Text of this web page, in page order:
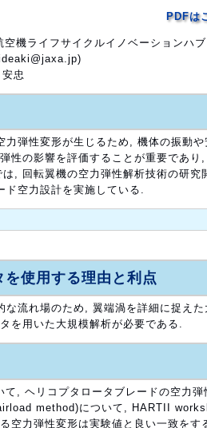
PDFは
機ライフサイクルイノベーションハブ
忠
弾性変形が生じるため, 機体の振動や
性の影響を評価することが重要であり
, 回転翼機の空力弾性解析技術の研究
空力設計を実施している.
使用する理由と利点
な流れ場のため, 翼端渦を詳細に捉え
を用いた大規模解析が必要である.
, ヘリコプタロータブレードの空力
method)について, HARTII
空力弾性変形は実験値と良い一致をす